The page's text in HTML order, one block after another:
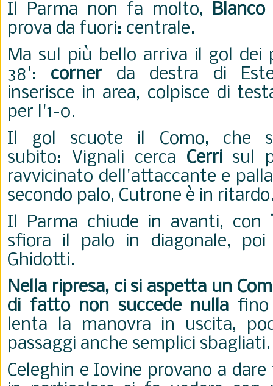
Il Parma non fa molto, Blanco
prova da fuori: centrale.
Ma sul più bello arriva il gol dei
38': cornerda destra di
inserisce in area, colpisce di
per l'1-0.
Il gol scuote il Como, che
subito: Vignali cerca Cerrisul
ravvicinato dell'attaccante e
secondo palo, Cutrone è in
Il Parma chiude in avanti, con
sfiora il palo in diagonale,
Ghidotti.
Nella ripresa, ci si aspetta un
di fatto non succede nulla fino
lenta la manovra in uscita,
passaggi anche semplici
Celeghin e Iovine provano a